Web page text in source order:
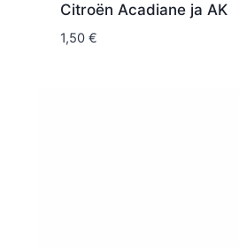
Citroën Acadiane ja AK
1,50 €